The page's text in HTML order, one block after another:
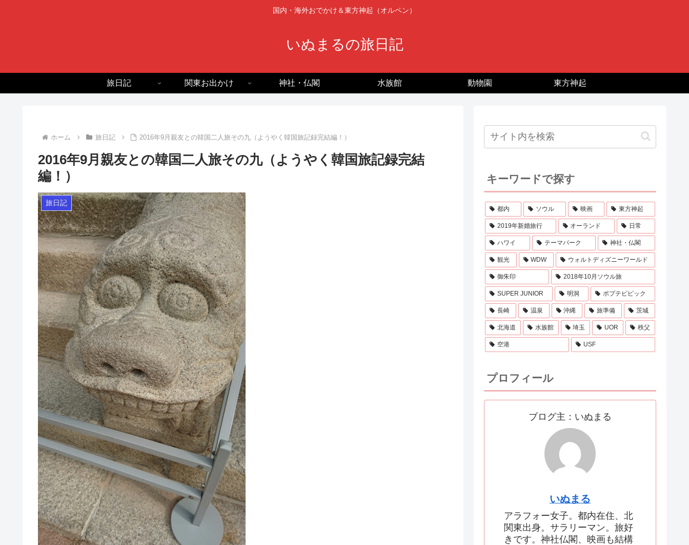
国内・海外おでかけ＆東方神起（オルペン）
いぬまるの旅日記
旅日記 関東お出かけ 神社・仏閣 水族館 動物園 東方神起
ホーム 旅日記 2016年9月親友との韓国二人旅その九（ようやく韓国旅記録完結編！）
2016年9月親友との韓国二人旅その九（ようやく韓国旅記録完結
編！）
旅日記
キーワードで探す
都内 ソウル 映画 東方神起
2019年新婚旅行 オーランド 日常
ハワイ テーマパーク 神社・仏閣
観光 WDW ウォルトディズニーワールド
御朱印 2018年10月ソウル旅
SUPER JUNIOR 明洞 ポプテピピック
長崎 温泉 沖縄 旅準備 茨城
北海道 水族館 埼玉 UOR 秩父
空港 USF
プロフィール
ブログ主：いぬまる
いぬまる
アラフォー女子。都内在住、北
関東出身。サラリーマン。旅好
きです。神社仏閣、映画も結構